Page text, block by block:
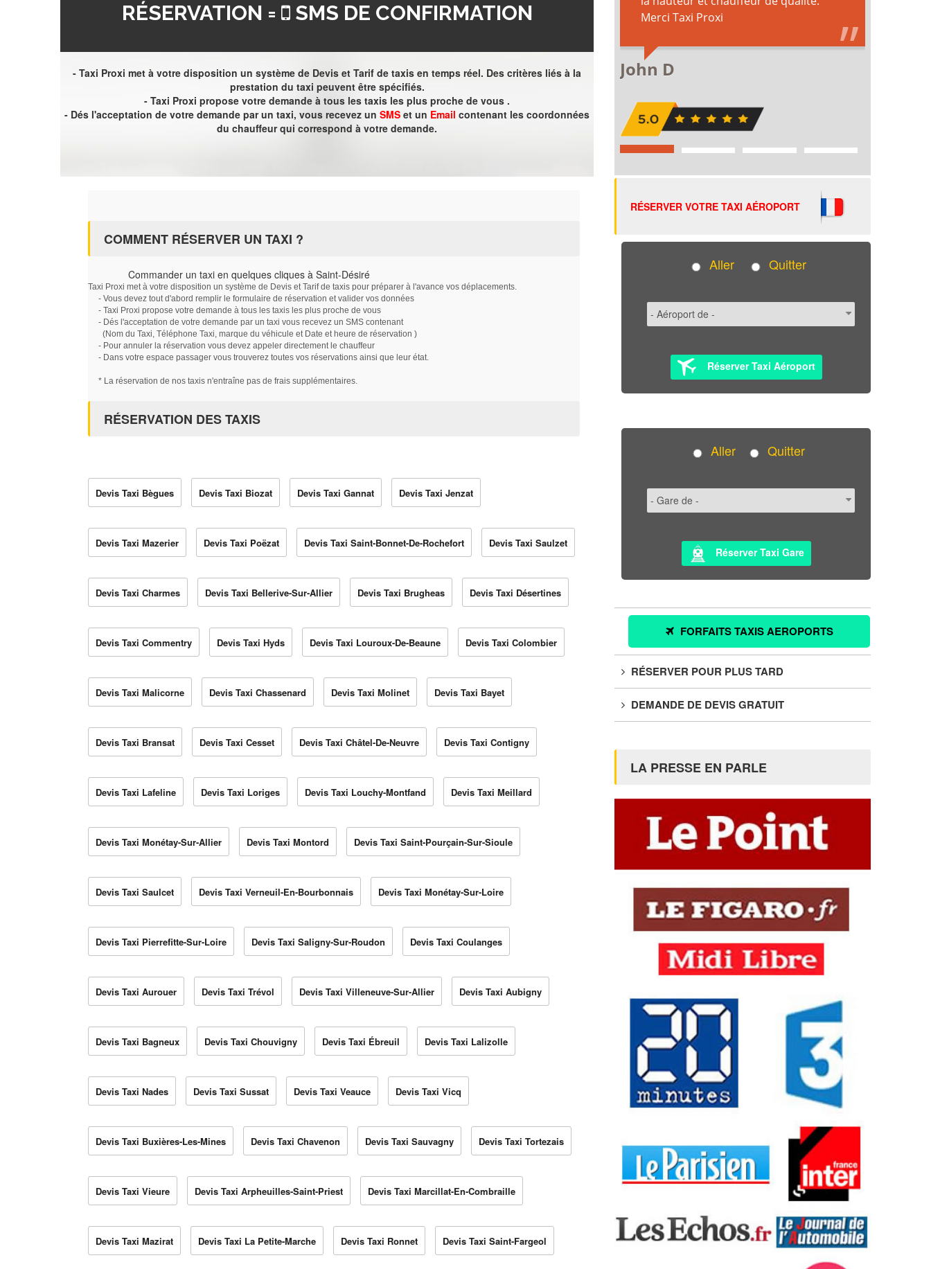
RÉSERVATION = SMS DE CONFIRMATION
- Taxi Proxi met à votre disposition un système de Devis et Tarif de taxis en temps réel. Des critères liés à la
prestation du taxi peuvent être spécifiés.
- Taxi Proxi propose votre demande à tous les taxis les plus proche de vous .
- Dés l'acceptation de votre demande par un taxi, vous recevez un SMS et un Email contenant les coordonnées
du chauffeur qui correspond à votre demande.
COMMENT RÉSERVER UN TAXI ?
Commander un taxi en quelques cliques à Saint-Désiré
Taxi Proxi met à votre disposition un système de Devis et Tarif de taxis pour préparer à l'avance vos déplacements.
- Vous devez tout d'abord remplir le formulaire de réservation et valider vos données
- Taxi Proxi propose votre demande à tous les taxis les plus proche de vous
- Dés l'acceptation de votre demande par un taxi vous recevez un SMS contenant
(Nom du Taxi, Téléphone Taxi, marque du véhicule et Date et heure de réservation )
- Pour annuler la réservation vous devez appeler directement le chauffeur
- Dans votre espace passager vous trouverez toutes vos réservations ainsi que leur état.
* La réservation de nos taxis n'entraîne pas de frais supplémentaires.
RÉSERVATION DES TAXIS
Devis Taxi Bègues Devis Taxi Biozat Devis Taxi Gannat Devis Taxi Jenzat
Devis Taxi Mazerier Devis Taxi Poëzat Devis Taxi Saint-Bonnet-De-Rochefort Devis Taxi Saulzet
Devis Taxi Charmes Devis Taxi Bellerive-Sur-Allier Devis Taxi Brugheas Devis Taxi Désertines
Devis Taxi Commentry Devis Taxi Hyds Devis Taxi Louroux-De-Beaune Devis Taxi Colombier
Devis Taxi Malicorne Devis Taxi Chassenard Devis Taxi Molinet Devis Taxi Bayet
Devis Taxi Bransat Devis Taxi Cesset Devis Taxi Châtel-De-Neuvre Devis Taxi Contigny
Devis Taxi Lafeline Devis Taxi Loriges Devis Taxi Louchy-Montfand Devis Taxi Meillard
Devis Taxi Monétay-Sur-Allier Devis Taxi Montord Devis Taxi Saint-Pourçain-Sur-Sioule
Devis Taxi Saulcet Devis Taxi Verneuil-En-Bourbonnais Devis Taxi Monétay-Sur-Loire
Devis Taxi Pierrefitte-Sur-Loire Devis Taxi Saligny-Sur-Roudon Devis Taxi Coulanges
Devis Taxi Aurouer Devis Taxi Trévol Devis Taxi Villeneuve-Sur-Allier Devis Taxi Aubigny
Devis Taxi Bagneux Devis Taxi Chouvigny Devis Taxi Ébreuil Devis Taxi Lalizolle
Devis Taxi Nades Devis Taxi Sussat Devis Taxi Veauce Devis Taxi Vicq
Devis Taxi Buxières-Les-Mines Devis Taxi Chavenon Devis Taxi Sauvagny Devis Taxi Tortezais
Devis Taxi Vieure Devis Taxi Arpheuilles-Saint-Priest Devis Taxi Marcillat-En-Combraille
Devis Taxi Mazirat Devis Taxi La Petite-Marche Devis Taxi Ronnet Devis Taxi Saint-Fargeol
RÉSERVER VOTRE TAXI AÉROPORT
Aller Quitter
Réserver Taxi Aéroport
Aller Quitter
Réserver Taxi Gare
FORFAITS TAXIS AEROPORTS
RÉSERVER POUR PLUS TARD
DEMANDE DE DEVIS GRATUIT
LA PRESSE EN PARLE